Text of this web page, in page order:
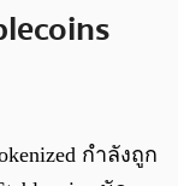
กำลังถูก